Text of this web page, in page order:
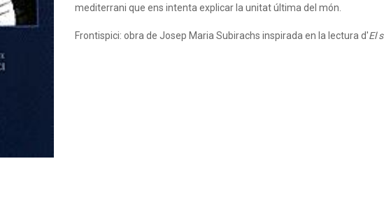
mediterrani que ens intenta explicar la unitat última del món.
Frontispici: obra de Josep Maria Subirachs inspirada en la lectura d'El